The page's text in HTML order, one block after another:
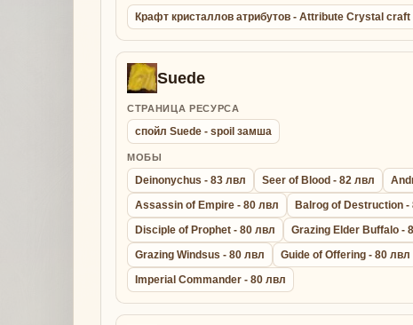
Крафт кристаллов атрибутов - Attribute Crystal
Suede
СТРАНИЦА РЕСУРСА
спойл Suede - spoil замша
МОБЫ
Deinonychus - 83 лвл Seer of Blood - 82 лвл
Assassin of Empire - 80 лвл
Balrog of Destruction -
Disciple of Prophet - 80 лвл
Grazing Elder Buffalo -
Grazing Windsus - 80 лвл
Guide of Offering - 80 лвл
Imperial Commander - 80 лвл